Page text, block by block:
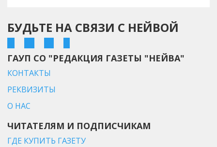
БУДЬТЕ НА СВЯЗИ С НЕЙВОЙ
ГАУП СО "РЕДАКЦИЯ ГАЗЕТЫ "НЕЙВА"
КОНТАКТЫ
РЕКВИЗИТЫ
О НАС
ЧИТАТЕЛЯМ И ПОДПИСЧИКАМ
ГДЕ КУПИТЬ ГАЗЕТУ